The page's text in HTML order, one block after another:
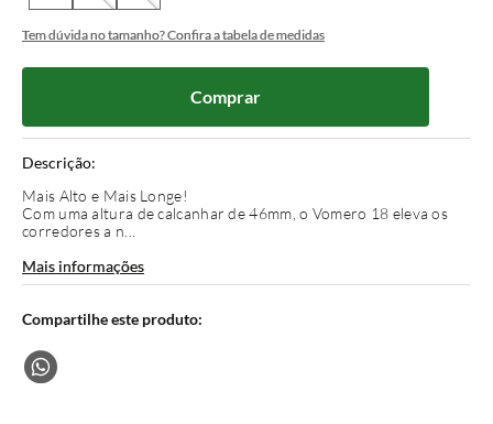
Tem dúvida no tamanho? Confira a tabela de medidas
Comprar
Descrição:
Mais Alto e Mais Longe!
Com uma altura de calcanhar de 46mm, o Vomero 18 eleva os
corredores a n...
Mais informações